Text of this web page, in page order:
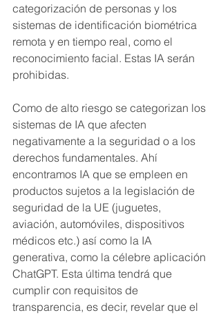
categorización de personas y los
sistemas de identificación biométrica
remota y en tiempo real, como el
reconocimiento facial. Estas IA serán
prohibidas.
Como de alto riesgo se categorizan los
sistemas de IA que afecten
negativamente a la seguridad o a los
derechos fundamentales. Ahí
encontramos IA que se empleen en
productos sujetos a la legislación de
seguridad de la UE (juguetes,
aviación, automóviles, dispositivos
médicos etc.) así como la IA
generativa, como la célebre aplicación
ChatGPT. Esta última tendrá que
cumplir con requisitos de
transparencia, es decir, revelar que el